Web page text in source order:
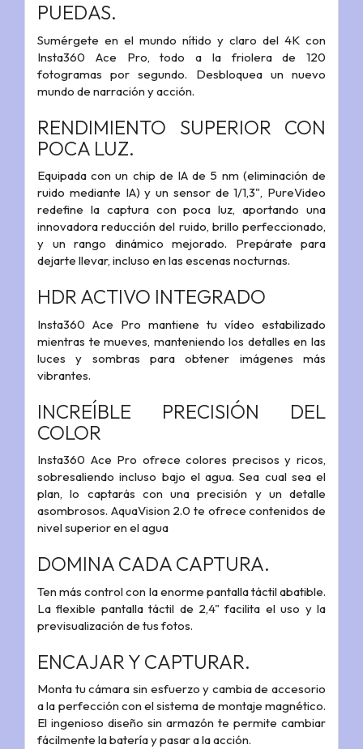
PUEDAS.
Sumérgete en el mundo nítido y claro del 4K con
Insta360 Ace Pro, todo a la friolera de 120
fotogramas por segundo. Desbloquea un nuevo
mundo de narración y acción.
RENDIMIENTO SUPERIOR CON
POCA LUZ.
Equipada con un chip de IA de 5 nm (eliminación de
ruido mediante IA) y un sensor de 1/1,3", PureVideo
redefine la captura con poca luz, aportando una
innovadora reducción del ruido, brillo perfeccionado,
y un rango dinámico mejorado. Prepárate para
dejarte llevar, incluso en las escenas nocturnas.
HDR ACTIVO INTEGRADO
Insta360 Ace Pro mantiene tu vídeo estabilizado
mientras te mueves, manteniendo los detalles en las
luces y sombras para obtener imágenes más
vibrantes.
INCREÍBLE PRECISIÓN DEL
COLOR
Insta360 Ace Pro ofrece colores precisos y ricos,
sobresaliendo incluso bajo el agua. Sea cual sea el
plan, lo captarás con una precisión y un detalle
asombrosos. AquaVision 2.0 te ofrece contenidos de
nivel superior en el agua
DOMINA CADA CAPTURA.
Ten más control con la enorme pantalla táctil abatible.
La flexible pantalla táctil de 2,4" facilita el uso y la
previsualización de tus fotos.
ENCAJAR Y CAPTURAR.
Monta tu cámara sin esfuerzo y cambia de accesorio
a la perfección con el sistema de montaje magnético.
El ingenioso diseño sin armazón te permite cambiar
fácilmente la batería y pasar a la acción.